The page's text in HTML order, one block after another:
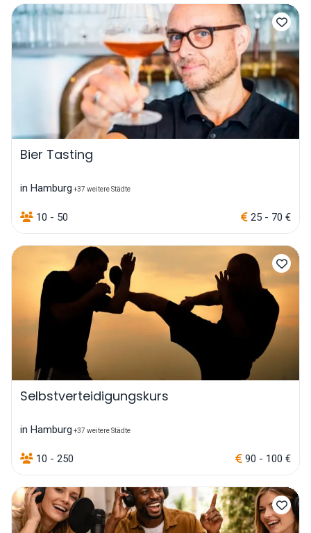
Bier Tasting
in Hamburg +37 weitere Städte
10 - 50 25 - 70 €
Selbstverteidigungskurs
in Hamburg +37 weitere Städte
10 - 250 90 - 100 €